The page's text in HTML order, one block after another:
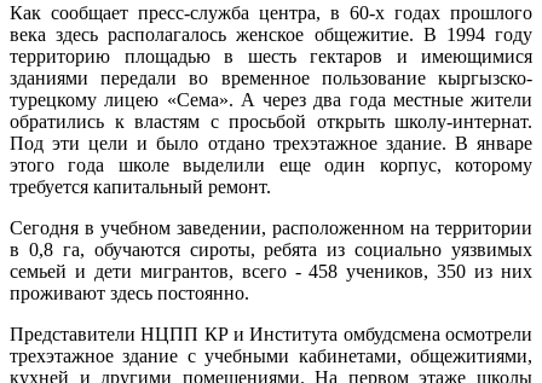
Как сообщает пресс-служба центра, в 60-х годах прошлого
века здесь располагалось женское общежитие. В 1994 году
территорию площадью в шесть гектаров и имеющимися
зданиями передали во временное пользование кыргызско-
турецкому лицею «Сема». А через два года местные жители
обратились к властям с просьбой открыть школу-интернат.
Под эти цели и было отдано трехэтажное здание. В январе
этого года школе выделили еще один корпус, которому
требуется капитальный ремонт.
Сегодня в учебном заведении, расположенном на территории
в 0,8 га, обучаются сироты, ребята из социально уязвимых
семьей и дети мигрантов, всего - 458 учеников, 350 из них
проживают здесь постоянно.
Представители НЦПП КР и Института омбудсмена осмотрели
трехэтажное здание с учебными кабинетами, общежитиями,
кухней и другими помещениями. На первом этаже школы